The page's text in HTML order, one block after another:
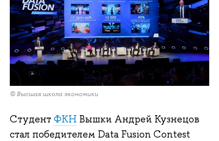
© Высшая школа экономики
СтудентФКН Вышки Андрей Кузнецов
стал победителем Data Fusion Contest